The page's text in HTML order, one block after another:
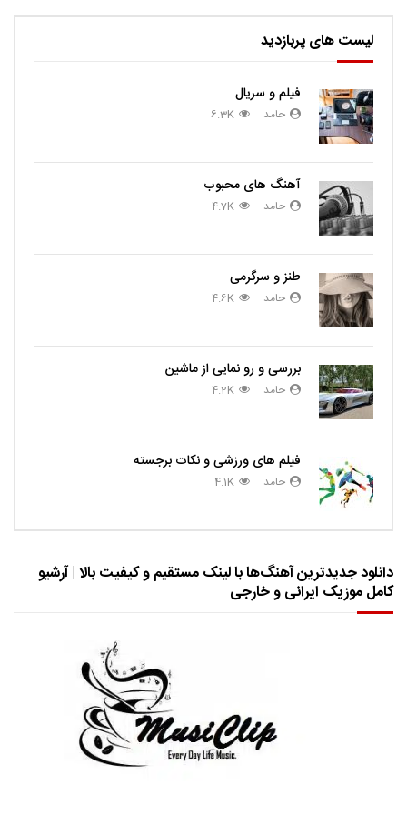
لیست های پربازدید
فیلم و سریال
حامد 6.3K
آهنگ های محبوب
حامد 4.7K
طنز و سرگرمی
حامد 4.6K
بررسی و رو نمایی از ماشین
حامد 4.2K
فیلم های ورزشی و نکات برجسته
حامد 4.1K
دانلود جدیدترین آهنگ‌ها با لینک مستقیم و کیفیت بالا | آرشیو
کامل موزیک ایرانی و خارجی